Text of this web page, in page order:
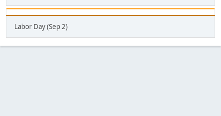
Labor Day (Sep 2)